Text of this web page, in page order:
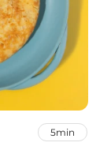
5min